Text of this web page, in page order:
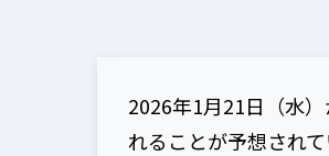
2026年1月21日（水
れることが予想され